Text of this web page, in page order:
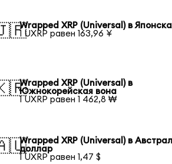
Wrapped XRP (Universal) в
1 UXRP равен 163,96 ¥
Wrapped XRP (Universal) в
Южнокорейская вона
1 UXRP равен 1 462,8 ₩
Wrapped XRP (Universal) в
доллар
1 UXRP равен 1,47 $